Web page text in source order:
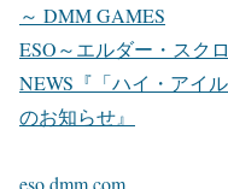
～ DMM GAMES
ESO～エルダー・スク
NEWS『「ハイ・アイ
のお知らせ』
eso.dmm.com